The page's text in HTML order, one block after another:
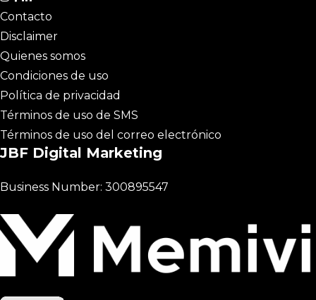
Contacto
Disclaimer
Quienes somos
Condiciones de uso
Política de privacidad
Términos de uso de SMS
Términos de uso del correo electrónico
JBF Digital Marketing
Business Number: 300895547